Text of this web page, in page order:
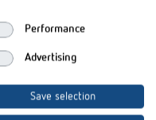
Performance
Advertising
Save selection